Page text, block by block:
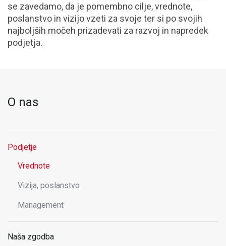
se zavedamo, da je pomembno cilje, vrednote,
poslanstvo in vizijo vzeti za svoje ter si po svojih
najboljših močeh prizadevati za razvoj in napredek
podjetja.
O nas
Podjetje
Vrednote
Vizija, poslanstvo
Management
Naša zgodba